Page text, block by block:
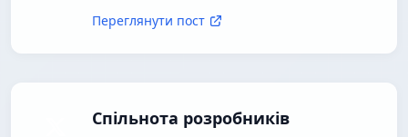
Переглянути пост
Спільнота розробників